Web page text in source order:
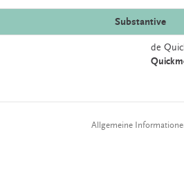
Substantive
de
Allgemeine